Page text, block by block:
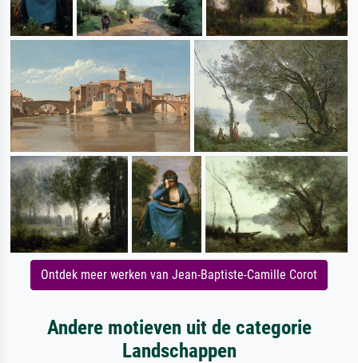
Ontdek meer werken van Jean-Baptiste-Camille Corot
Andere motieven uit de categorie
Landschappen